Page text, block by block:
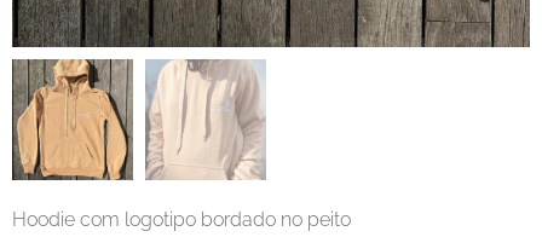
Hoodie com logotipo bordado no peito